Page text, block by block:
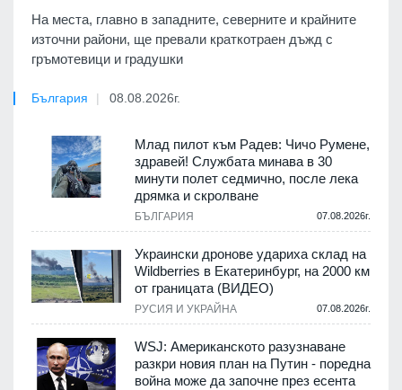
На места, главно в западните, северните и крайните
източни райони, ще превали краткотраен дъжд с
гръмотевици и градушки
България 08.08.2026г.
Млад пилот към Радев: Чичо Румене,
здравей! Службата минава в 30
минути полет седмично, после лека
дрямка и скролване
БЪЛГАРИЯ 07.08.2026г.
Украински дронове удариха склад на
Wildberries в Екатеринбург, на 2000 км
от границата (ВИДЕО)
РУСИЯ И УКРАЙНА 07.08.2026г.
WSJ: Американското разузнаване
разкри новия план на Путин - поредна
война може да започне през есента